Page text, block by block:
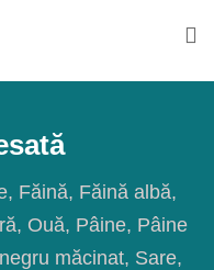
Făină Făină albă
Ouă Pâine Pâine
măcinat Sare